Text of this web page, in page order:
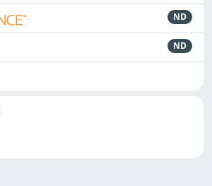
ND
ND